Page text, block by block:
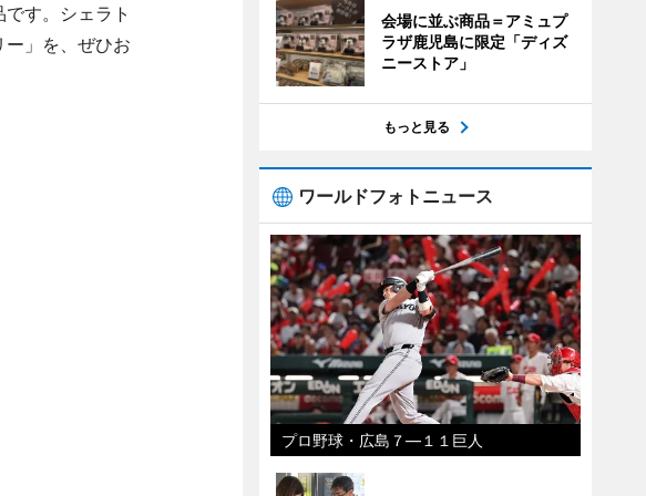
す。シェラト
」を、ぜひお
会場に並ぶ商品＝アミュプ
ラザ鹿児島に限定「ディズ
ニーストア」
もっと見る
ワールドフォトニュース
プロ野球・広島７―１１巨人